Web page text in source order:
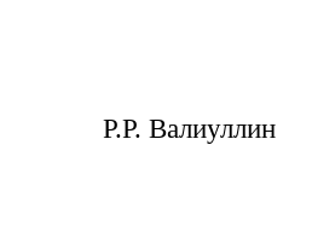
Р.Р. Валиуллин